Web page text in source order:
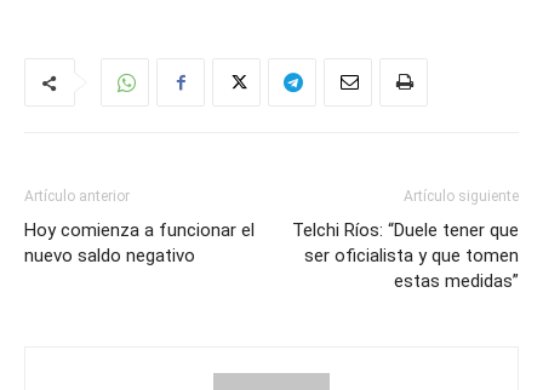
Artículo anterior
Hoy comienza a funcionar el
nuevo saldo negativo
Artículo siguiente
Telchi Ríos: “Duele tener que
ser oficialista y que tomen
estas medidas”